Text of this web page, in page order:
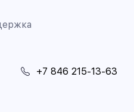
+7 846 215-13-63